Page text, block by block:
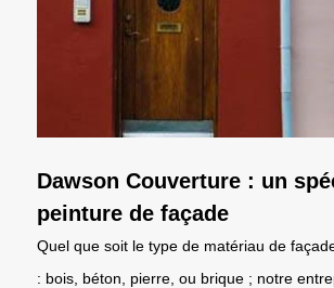
Dawson Couverture : un
peinture de façade
Quel que soit le type de matériau de
: bois, béton, pierre, ou brique ; notre